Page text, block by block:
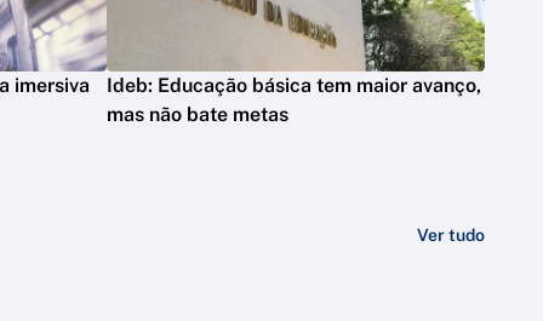
imersiva
Ideb: Educação básica tem maior avanço,
mas não bate metas
Ver tudo